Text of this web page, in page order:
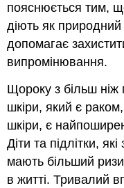
пояснюється тим,
діють як
допомагає
випромінювання.
Щороку з більш ніж
шкіри, який є
шкіри, є
Діти та підлітки,
мають більший
в житті. Тривалий